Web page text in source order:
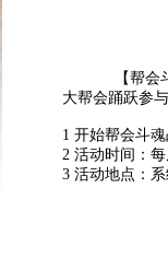
【帮会斗
大帮会踊跃参
1 开始帮会斗
2 活动时间：
3 活动地点：